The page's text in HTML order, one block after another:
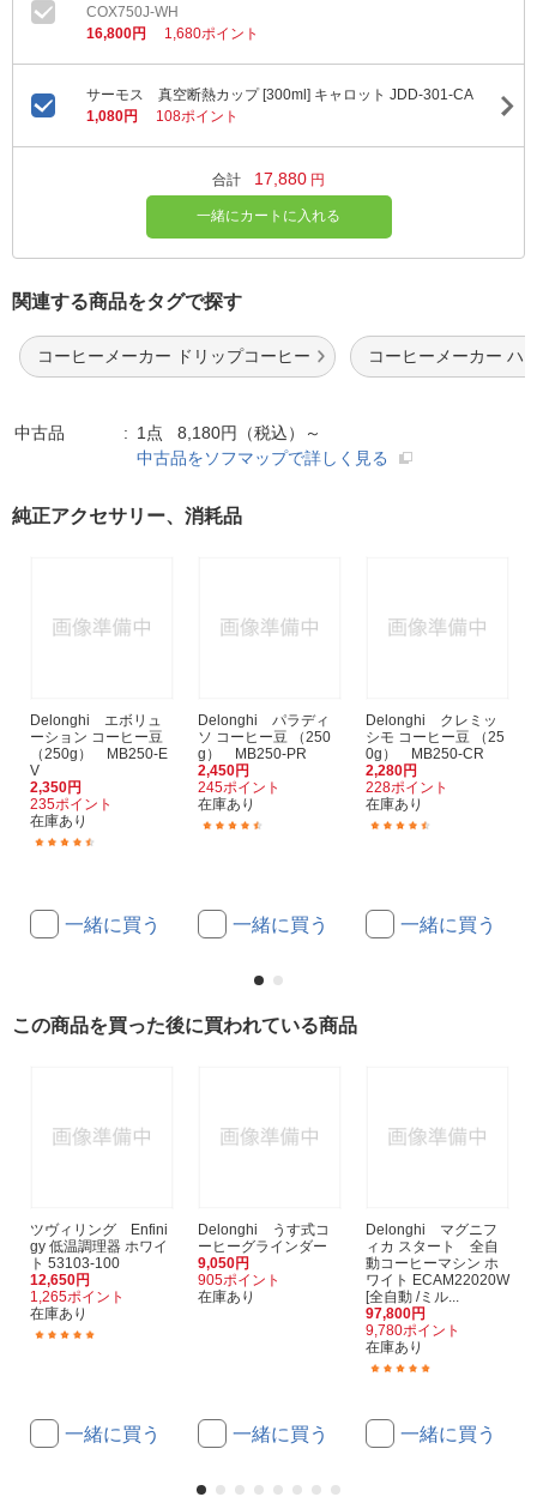
COX750J-WH
16,800円
1,680ポイント
サーモス 真空断熱カップ [300ml] キャロット JDD-301-CA
1,080円
108ポイント
合計 17,880 円
一緒にカートに入れる
関連する商品をタグで探す
コーヒーメーカー ドリップコーヒー コーヒーメーカー ハ
中古品
1点 8,180円（税込）～
中古品をソフマップで詳しく見る
純正アクセサリー、消耗品
Delonghi エボリュ
ーション コーヒー豆
（250g） MB250-E
V
2,350円
235ポイント
在庫あり
一緒に買う
Delonghi パラディ
ソ コーヒー豆 （250
g） MB250-PR
2,450円
245ポイント
在庫あり
一緒に買う
Delonghi クレミッ
シモ コーヒー豆 （25
0g） MB250-CR
2,280円
228ポイント
在庫あり
一緒に買う
この商品を買った後に買われている商品
ツヴィリング Enfini
gy 低温調理器 ホワイ
ト 53103-100
12,650円
1,265ポイント
在庫あり
一緒に買う
Delonghi うす式コ
ーヒーグラインダー
9,050円
905ポイント
在庫あり
一緒に買う
Delonghi マグニフ
ィカ スタート 全自
動コーヒーマシン ホ
ワイト ECAM22020W
[全自動 /ミル...
97,800円
9,780ポイント
在庫あり
一緒に買う